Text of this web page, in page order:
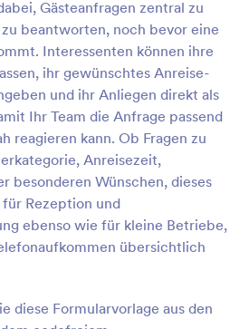
Gästeanfragen zentral zu
beantworten, noch bevor eine
Interessenten können ihre
ihr gewünschtes Anreise-
und ihr Anliegen direkt als
Ihr Team die Anfrage passend
reagieren kann. Ob Fragen zu
Anreisezeit,
besonderen Wünschen, dieses
Rezeption und
ebenso wie für kleine Betriebe,
übersichtlich
diese Formularvorlage aus den
Vorschau